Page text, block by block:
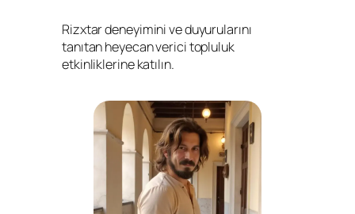
Rizxtar deneyimini ve duyurularını
tanıtan heyecan verici topluluk
etkinliklerine katılın.